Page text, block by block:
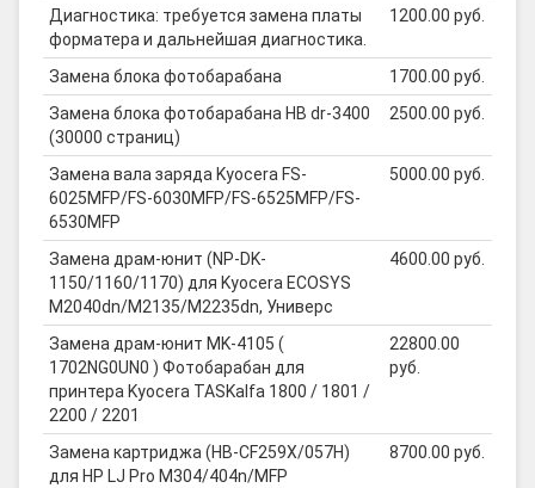
Диагностика: требуется замена платы
форматера и дальнейшая диагностика.
1200.00 руб.
Замена блока фотобарабана
1700.00 руб.
Замена блока фотобарабана HB dr-3400
(30000 страниц)
2500.00 руб.
Замена вала заряда Kyocera FS-
6025MFP/FS-6030MFP/FS-6525MFP/FS-
6530MFP
5000.00 руб.
Замена драм-юнит (NP-DK-
1150/1160/1170) для Kyocera ECOSYS
M2040dn/M2135/M2235dn, Универс
4600.00 руб.
Замена драм-юнит MK-4105 (
1702NG0UN0 ) Фотобарабан для
принтера Kyocera TASKalfa 1800 / 1801 /
2200 / 2201
22800.00
руб.
Замена картриджа (HB-CF259X/057H)
для HP LJ Pro M304/404n/MFP
8700.00 руб.